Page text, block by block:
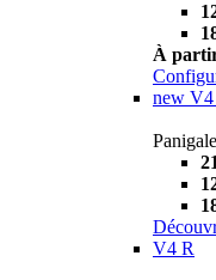
À
new V4
V4 R